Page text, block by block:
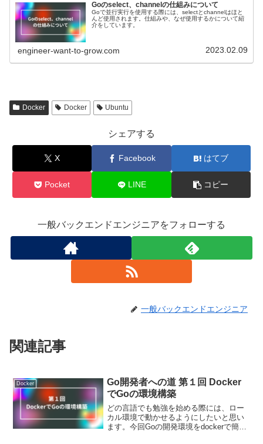
Goのselect、channelの仕組みについて
Goで並行実行を使用する際には、selectとchannelはほと
んど使用されます。仕組みや、なぜ使用するかについて紹
介をしています。
engineer-want-to-grow.com 2023.02.09
Docker Docker Ubuntu
シェアする
X Facebook はてブ
Pocket LINE コピー
一般バックエンドエンジニアをフォローする
一般バックエンドエンジニア
関連記事
Docker
Go開発者への道 第１回 Docker
でGoの環境構築
どの言語でも勉強を始める際には、ロー
カル環境で動かせるようにしたいと思い
ます。今回Goの開発環境をdockerで簡単